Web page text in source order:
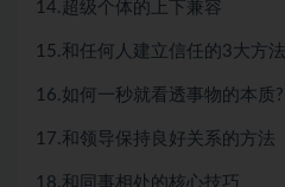
14.超级个体的上下兼容
15.和任何人建立信任的3大方法
16.如何一秒就看透事物的本质?
17.和领导保持良好关系的方法
18.和同事相处的核心技巧